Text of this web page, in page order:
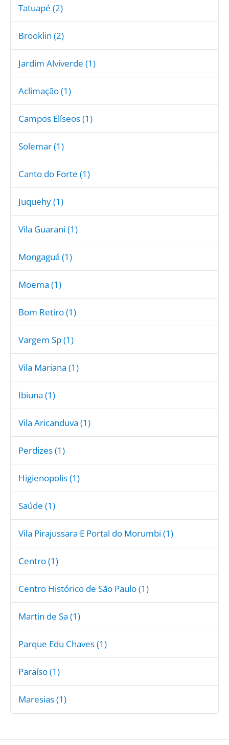
Tatuapé (2)
Brooklin (2)
Jardim Alviverde (1)
Aclimação (1)
Campos Elíseos (1)
Solemar (1)
Canto do Forte (1)
Juquehy (1)
Vila Guarani (1)
Mongaguá (1)
Moema (1)
Bom Retiro (1)
Vargem Sp (1)
Vila Mariana (1)
Ibiuna (1)
Vila Aricanduva (1)
Perdizes (1)
Higienopolis (1)
Saúde (1)
Vila Pirajussara E Portal do Morumbi (1)
Centro (1)
Centro Histórico de São Paulo (1)
Martin de Sa (1)
Parque Edu Chaves (1)
Paraíso (1)
Maresias (1)